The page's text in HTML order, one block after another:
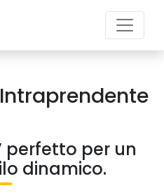
perfetto per un
dinamico.